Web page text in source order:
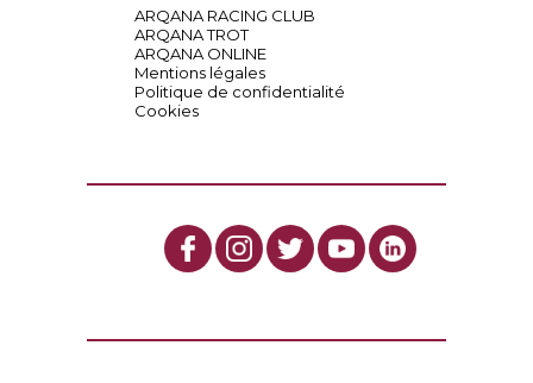
ARQANA RACING CLUB
ARQANA TROT
ARQANA ONLINE
Mentions légales
Politique de confidentialité
Cookies